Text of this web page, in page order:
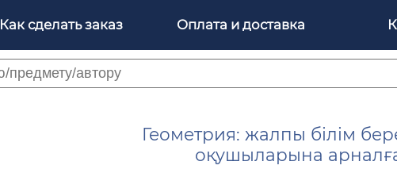
Как сделать заказ Оплата и доставка
Геометрия: жалпы білім
оқушыларына